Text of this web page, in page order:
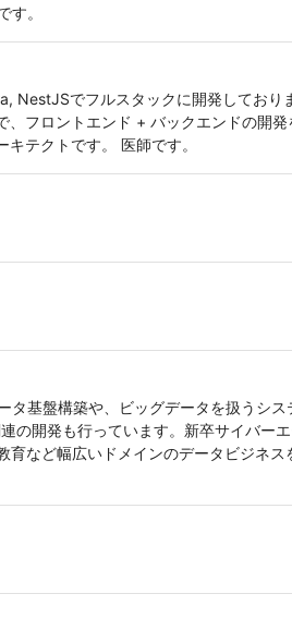
す。
NestJSでフルスタックに開発しており
、フロントエンド + バックエンドの開
テクトです。 医師です。
タ基盤構築や、ビッグデータを扱うシ
の開発も行っています。新卒サイバー
など幅広いドメインのデータビジネス